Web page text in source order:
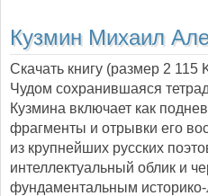
Кузмин Михаил
Скачать книгу (размер 2 115
Чудом сохранившаяся
Кузмина включает как
фрагменты и отрывки его
из крупнейших русских
интеллектуальный облик и
фундаментальным